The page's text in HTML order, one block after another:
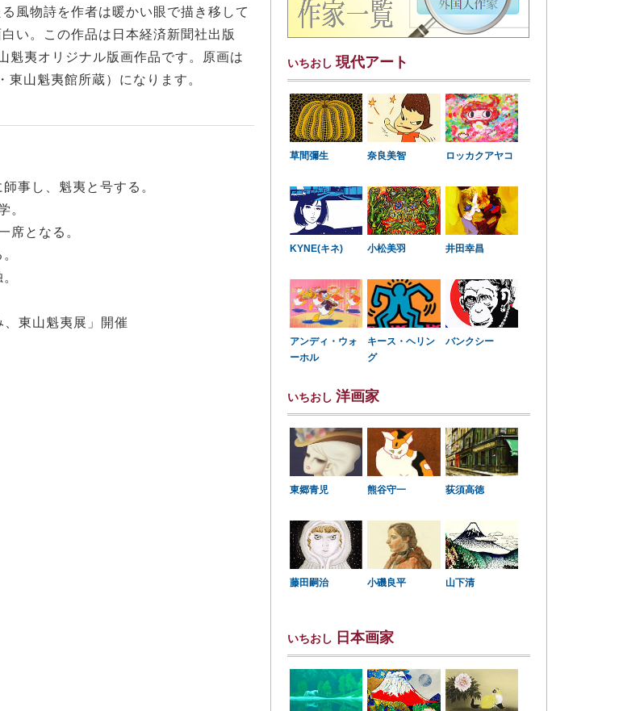
風物詩を作者は暖かい眼で描き移して
い。この作品は日本経済新聞社出版
魁夷オリジナル版画作品です。原画は
山魁夷館所蔵）になります。
事し、魁夷と号する。
。
席となる。
東山魁夷展」開催
いちおし 現代アート
草間彌生 奈良美智 ロッカクアヤコ
KYNE(キネ) 小松美羽 井田幸昌
アンディ・ウォ
ーホル
キース・ヘリン
グ
バンクシー
いちおし 洋画家
東郷青児 熊谷守一 荻須高徳
藤田嗣治 小磯良平 山下清
いちおし 日本画家